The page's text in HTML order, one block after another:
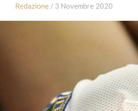
Redazione / 3 Novembre 2020